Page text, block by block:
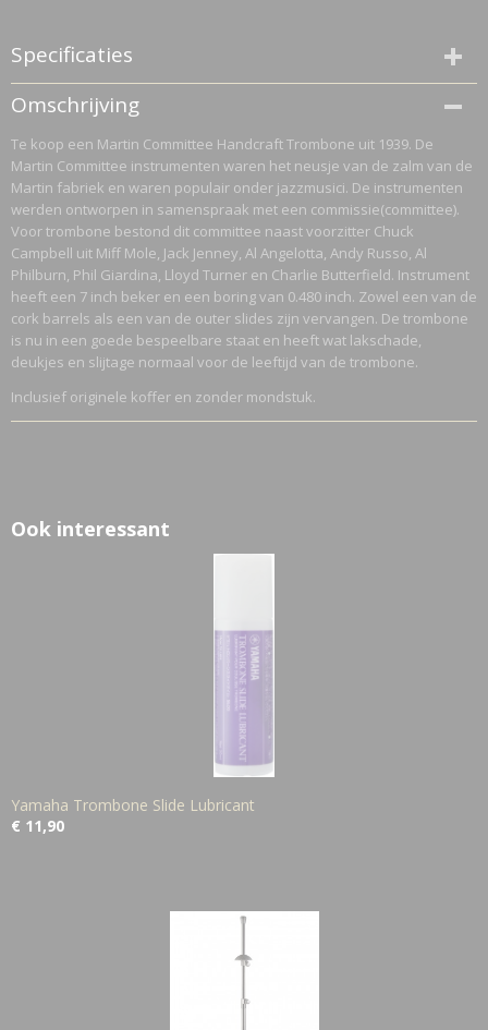
Specificaties
Productcode
130697
Netto gewicht
5,85 Kg
Bruto gewicht
7,85 Kg
Omschrijving
Te koop een Martin Committee Handcraft Trombone uit 1939. De
Martin Committee instrumenten waren het neusje van de zalm van de
Martin fabriek en waren populair onder jazzmusici. De instrumenten
werden ontworpen in samenspraak met een commissie(committee).
Voor trombone bestond dit committee naast voorzitter Chuck
Campbell uit Miff Mole, Jack Jenney, Al Angelotta, Andy Russo, Al
Philburn, Phil Giardina, Lloyd Turner en Charlie Butterfield. Instrument
heeft een 7 inch beker en een boring van 0.480 inch. Zowel een van de
cork barrels als een van de outer slides zijn vervangen. De trombone
is nu in een goede bespeelbare staat en heeft wat lakschade,
deukjes en slijtage normaal voor de leeftijd van de trombone.
Inclusief originele koffer en zonder mondstuk.
Ook interessant
Yamaha Trombone Slide Lubricant
€ 11,90